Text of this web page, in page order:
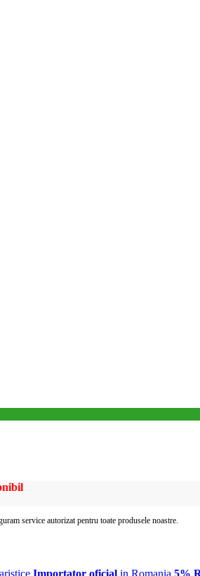
service autorizat pentru toate produsele noastre.
Importator oficial in Romania 5%